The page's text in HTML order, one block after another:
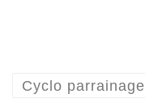
Cyclo parrainage